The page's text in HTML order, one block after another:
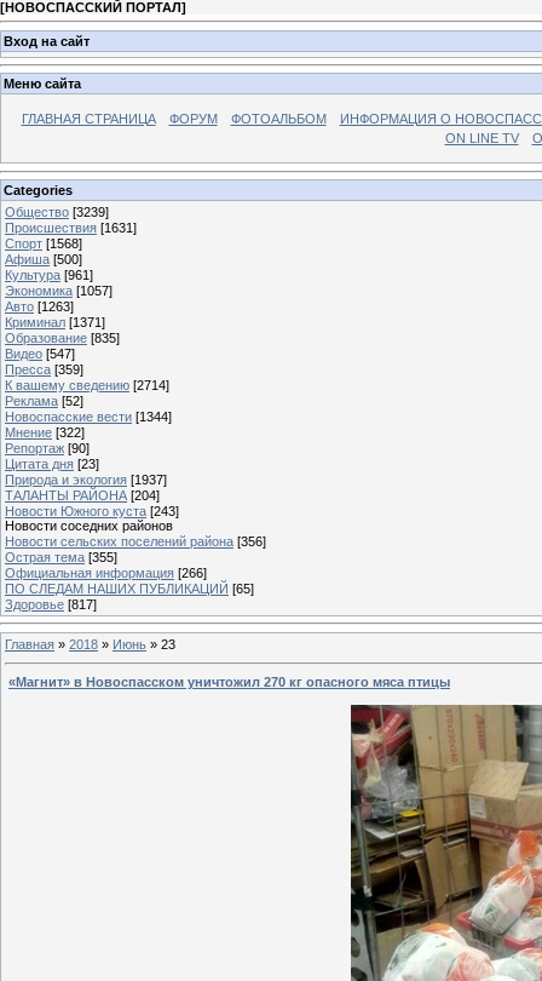
[НОВОСПАССКИЙ ПОРТАЛ]
Вход на сайт
Меню сайта
ГЛАВНАЯ СТРАНИЦА ФОРУМ ФОТОАЛЬБОМ
ИНФОРМАЦИЯ О
ON LINE TV
Categories
Общество [3239]
Происшествия [1631]
Спорт [1568]
Афиша [500]
Культура [961]
Экономика [1057]
Авто [1263]
Криминал [1371]
Образование [835]
Видео [547]
Пресса [359]
К вашему сведению [2714]
Реклама [52]
Новоспасские вести [1344]
Мнение [322]
Репортаж [90]
Цитата дня [23]
Природа и экология [1937]
ТАЛАНТЫ РАЙОНА [204]
Новости Южного куста [243]
Новости соседних районов
Новости сельских поселений района [356]
Острая тема [355]
Официальная информация [266]
ПО СЛЕДАМ НАШИХ ПУБЛИКАЦИЙ [65]
Здоровье [817]
Главная » 2018 » Июнь » 23
«Магнит» в Новоспасском уничтожил 270 кг опасного мяса птицы